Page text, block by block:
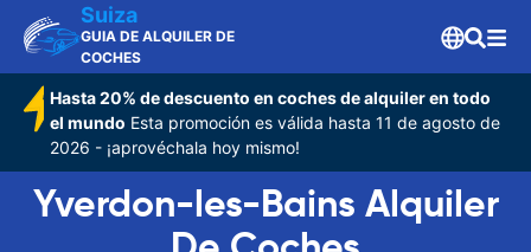
Suiza
GUIA DE ALQUILER DE
COCHES
Hasta 20% de descuento en coches de alquiler en todo
el mundo Esta promoción es válida hasta 11 de agosto de
2026 - ¡aprovéchala hoy mismo!
Yverdon-les-Bains Alquiler